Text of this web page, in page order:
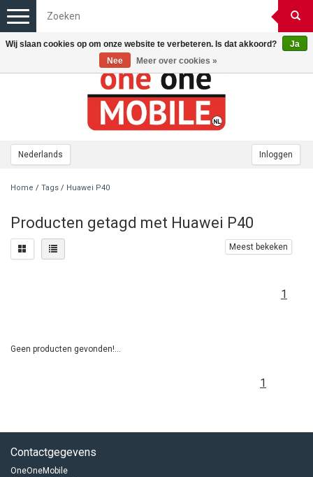
Nederlands Inloggen
Toggle
navigation
Home / Tags / Huawei P40
Producten getagd met Huawei P40
Meest bekeken
1
Geen producten gevonden!...
1
Contactgegevens
OneOneMobile
Wij slaan cookies op om onze website te verbeteren. Is dat akkoord?
Ja
Nee
Meer over cookies »